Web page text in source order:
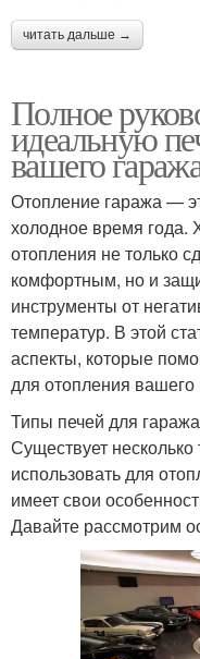
читать дальше →
Полное
идеальную
вашего
Отопление гаража —
холодное время года.
отопления не только
комфортным, но и
инструменты от
температур. В этой
аспекты, которые
для отопления вашего
Типы печей для гаража
Существует
использовать для
имеет свои
Давайте рассмотрим